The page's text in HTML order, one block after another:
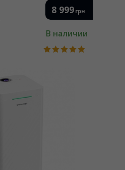
8 999 грн
В наличии